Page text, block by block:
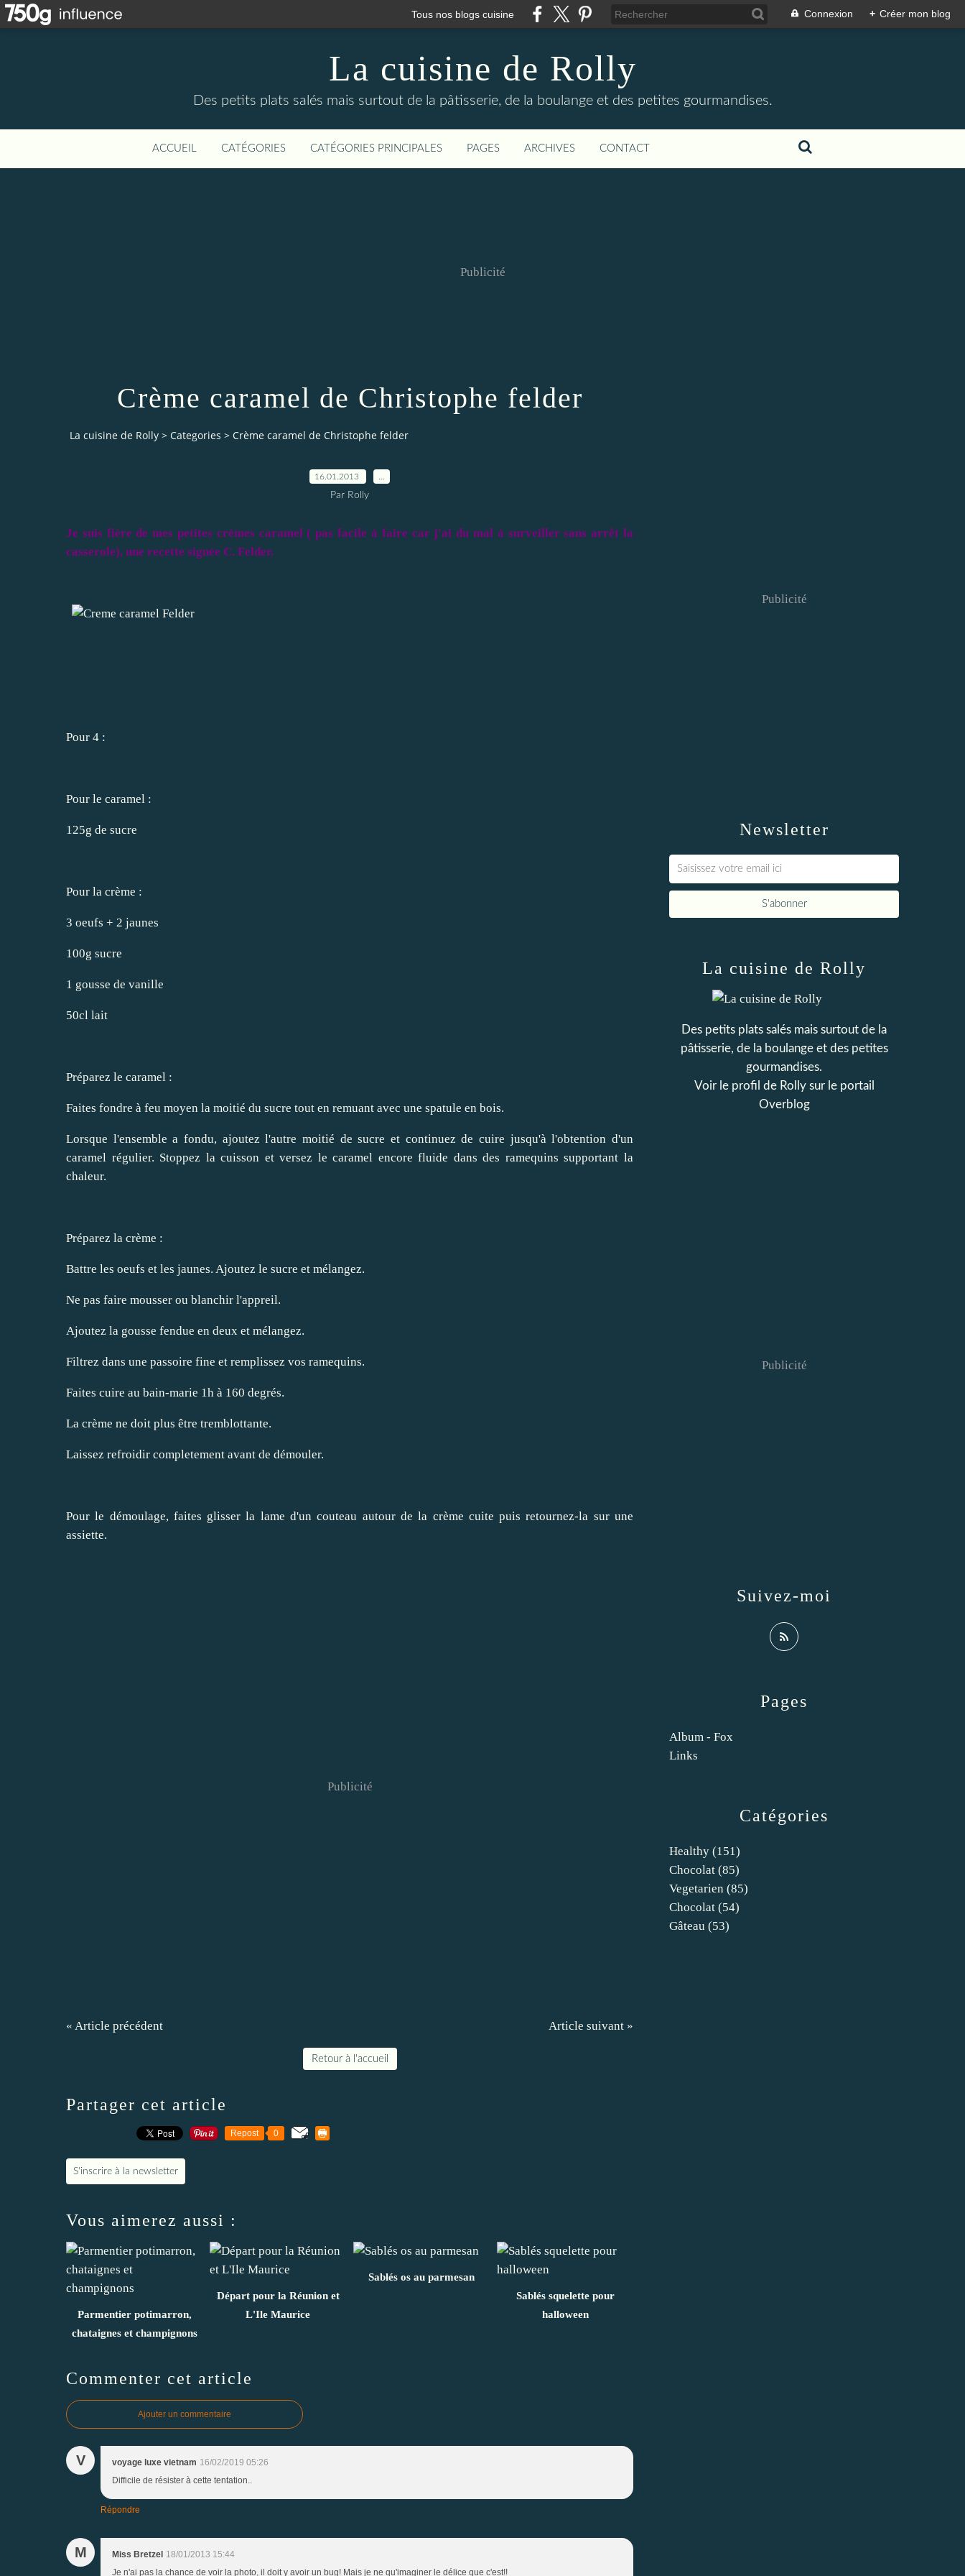
Tous nos blogs cuisine Connexion + Créer mon blog
La cuisine de Rolly
Des petits plats salés mais surtout de la pâtisserie, de la boulange et des petites gourmandises.
ACCUEIL CATÉGORIES CATÉGORIES PRINCIPALES PAGES ARCHIVES CONTACT
Publicité
Crème caramel de Christophe felder
La cuisine de Rolly > Categories > Crème caramel de Christophe felder
16.01.2013
Par Rolly
Je suis fière de mes petites crèmes caramel ( pas facile à faire car j'ai du mal à surveiller sans arrêt la
casserole), une recette signée C. Felder.
Pour 4 :
Pour le caramel :
125g de sucre
Pour la crème :
3 oeufs + 2 jaunes
100g sucre
1 gousse de vanille
50cl lait
Préparez le caramel :
Faites fondre à feu moyen la moitié du sucre tout en remuant avec une spatule en bois.
Lorsque l'ensemble a fondu, ajoutez l'autre moitié de sucre et continuez de cuire jusqu'à l'obtention d'un
caramel régulier. Stoppez la cuisson et versez le caramel encore fluide dans des ramequins supportant la
chaleur.
Préparez la crème :
Battre les oeufs et les jaunes. Ajoutez le sucre et mélangez.
Ne pas faire mousser ou blanchir l'appreil.
Ajoutez la gousse fendue en deux et mélangez.
Filtrez dans une passoire fine et remplissez vos ramequins.
Faites cuire au bain-marie 1h à 160 degrés.
La crème ne doit plus être tremblottante.
Laissez refroidir completement avant de démouler.
Pour le démoulage, faites glisser la lame d'un couteau autour de la crème cuite puis retournez-la sur une
assiette.
Publicité
« Article précédent Article suivant »
Retour à l'accueil
Partager cet article
Repost 0
S'inscrire à la newsletter
Vous aimerez aussi :
Parmentier potimarron,
chataignes et champignons
Départ pour la Réunion et
L'Ile Maurice
Sablés os au parmesan
Sablés squelette pour
halloween
Commenter cet article
Ajouter un commentaire
V voyage luxe vietnam 16/02/2019 05:26
Difficile de résister à cette tentation..
Répondre
M Miss Bretzel 18/01/2013 15:44
Je n'ai pas la chance de voir la photo, il doit y avoir un bug! Mais je ne qu'imaginer le délice que c'est!!
Newsletter
Publicité
Catégories
Healthy (151)
Chocolat (85)
Vegetarien (85)
Chocolat (54)
Gâteau (53)
Pages
Album - Fox
Links
La cuisine de Rolly
Des petits plats salés mais surtout de la
pâtisserie, de la boulange et des petites
gourmandises.
Voir le profil de Rollysur le portail
Overblog
Suivez-moi
Publicité